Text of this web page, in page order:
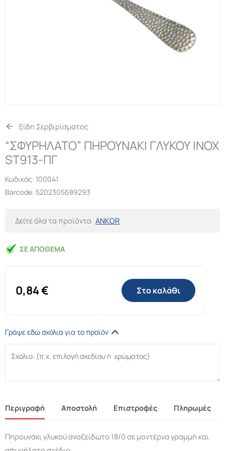
Είδη Σερβιρίσματος
“ΣΦΥΡΗΛΑΤΟ” ΠΗΡΟΥΝΑΚΙ ΓΛΥΚΟΥ ΙΝΟΧ
ST913-ΠΓ
Κωδικός: 100041
Barcode: 5202305689293
Δείτε όλα τα προϊόντα ANKOR
ΣΕ ΑΠΌΘΕΜΑ
0,84€ Στο καλάθι
Γράψε εδώ σχόλια για το προϊόν
Περιγραφή Αποστολή Επιστροφές Πληρωμές
Πηρουνάκι γλυκού ανοξείδωτο 18/0 σε μοντέρνα γραμμή και